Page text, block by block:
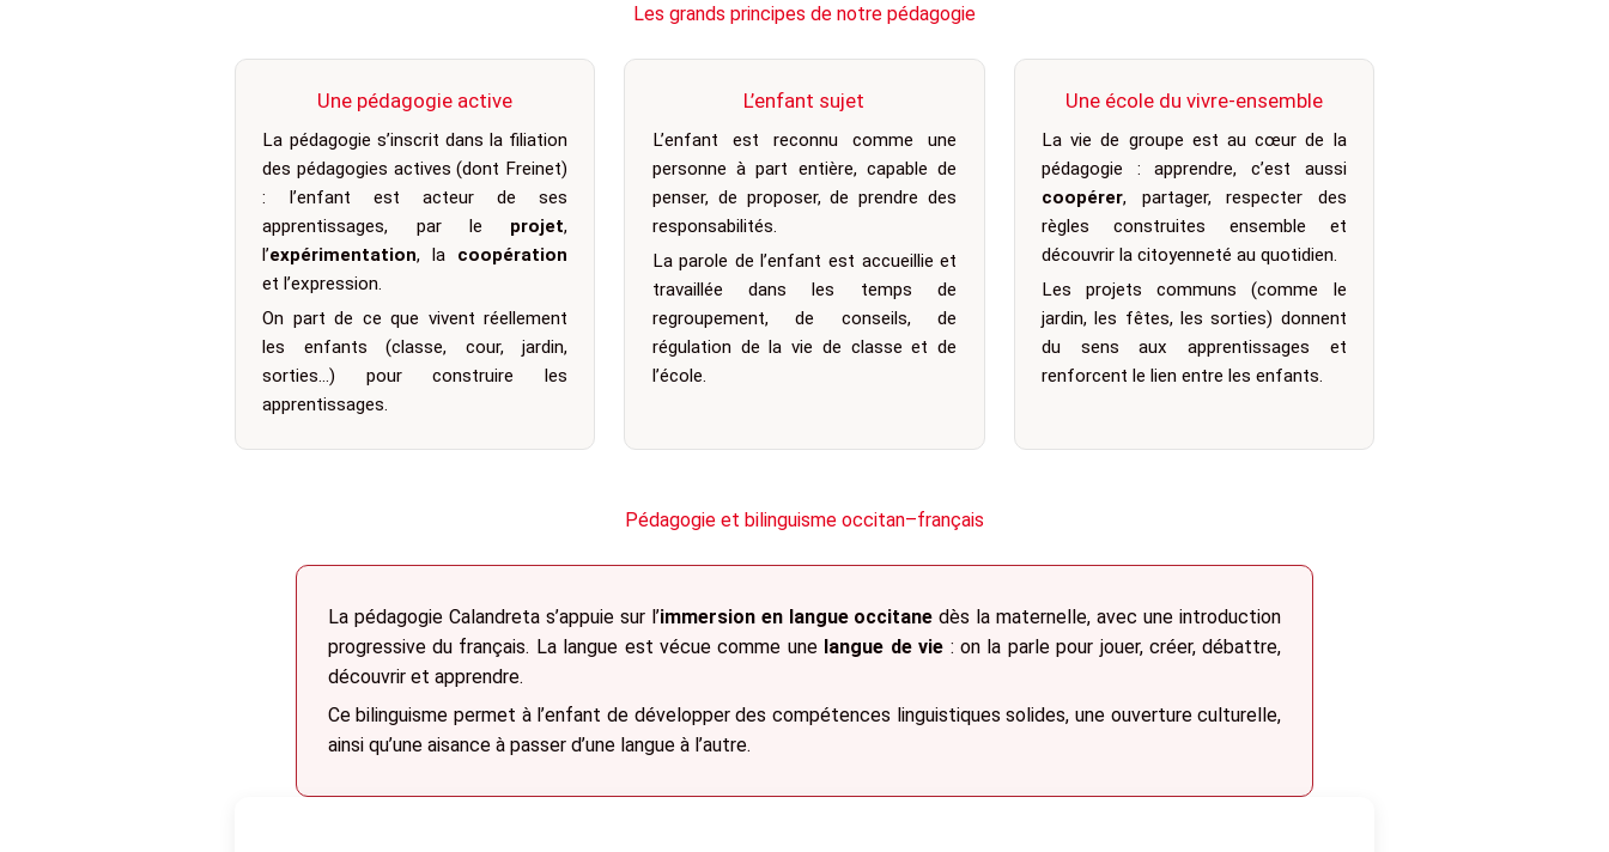
Les grands principes de notre pédagogie
Une pédagogie active
La pédagogie s’inscrit dans la filiation
des pédagogies actives (dont Freinet)
: l’enfant est acteur de ses
apprentissages, par le projet,
l’expérimentation, la coopération
et l’expression.
On part de ce que vivent réellement
les enfants (classe, cour, jardin,
sorties…) pour construire les
apprentissages.
L’enfant sujet
L’enfant est reconnu comme une
personne à part entière, capable de
penser, de proposer, de prendre des
responsabilités.
La parole de l’enfant est accueillie et
travaillée dans les temps de
regroupement, de conseils, de
régulation de la vie de classe et de
l’école.
Une école du vivre-ensemble
La vie de groupe est au cœur de la
pédagogie : apprendre, c’est aussi
coopérer, partager, respecter des
règles construites ensemble et
découvrir la citoyenneté au quotidien.
Les projets communs (comme le
jardin, les fêtes, les sorties) donnent
du sens aux apprentissages et
renforcent le lien entre les enfants.
Pédagogie et bilinguisme occitan–français
La pédagogie Calandreta s’appuie sur l’immersion en langue occitane dès la maternelle, avec une introduction
progressive du français. La langue est vécue comme une langue de vie : on la parle pour jouer, créer, débattre,
découvrir et apprendre.
Ce bilinguisme permet à l’enfant de développer des compétences linguistiques solides, une ouverture culturelle,
ainsi qu’une aisance à passer d’une langue à l’autre.